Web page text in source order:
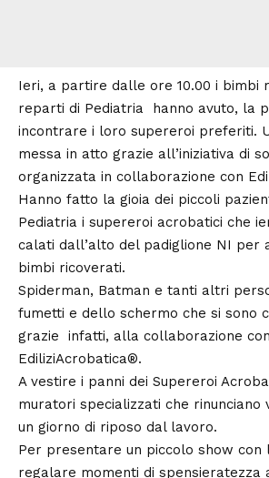
Ieri, a partire dalle ore 10.00 i bimbi
reparti di Pediatria hanno avuto, la
incontrare i loro supereroi preferiti.
messa in atto grazie all’iniziativa di
organizzata in collaborazione con
Hanno fatto la gioia dei piccoli
Pediatria i supereroi acrobatici che
calati dall’alto del padiglione NI per
bimbi ricoverati.
Spiderman, Batman e tanti altri
fumetti e dello schermo che si sono
grazie infatti, alla collaborazione con
EdiliziAcrobatica®.
A vestire i panni dei Supereroi
muratori specializzati che rinunciano
un giorno di riposo dal lavoro.
Per presentare un piccolo show con
regalare momenti di spensieratezza